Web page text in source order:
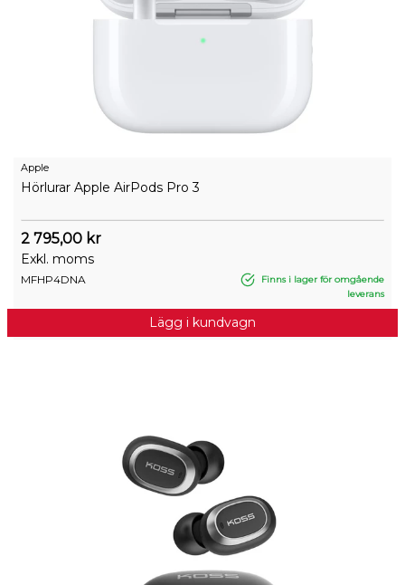
Apple
Hörlurar Apple AirPods Pro 3
2 795,00 kr
Exkl. moms
MFHP4DNA
Finns i lager för omgående
leverans
Lägg i kundvagn